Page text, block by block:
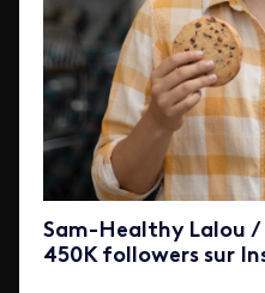
Sam-Healthy Lalou /
450K followers sur